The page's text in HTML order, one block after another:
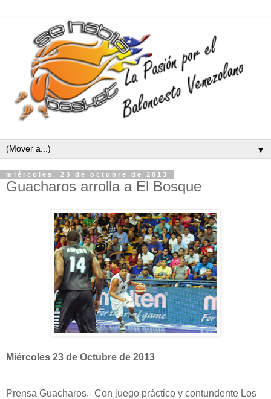
▼
miércoles, 23 de octubre de 2013
Guacharos arrolla a El Bosque
Miércoles 23 de Octubre de 2013
Prensa Guacharos.- Con juego práctico y contundente Los